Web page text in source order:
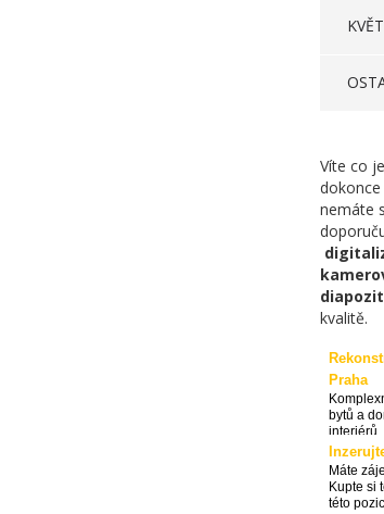
Víte co
dokonce
nemáte
kvalitě.
Praha
bytů a
interiérů
Máte
Kupte si
této